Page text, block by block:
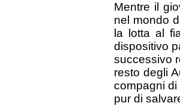
Mentre il
nel mondo
la lotta al
dispositivo
successivo
resto degli
compagni di
pur di